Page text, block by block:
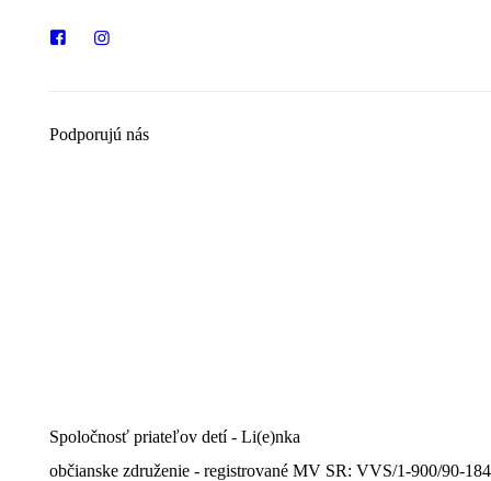
Podporujú nás
Spoločnosť priateľov detí - Li(e)nka
občianske združenie - registrované MV SR: VVS/1-900/90-